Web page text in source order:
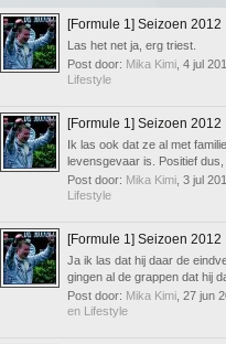
[Formule 1] Seizoen 2012
Las het net ja, erg triest.
Post door: Mika Kimi 4 jul
Lifestyle
[Formule 1] Seizoen 2012
Ik las ook dat ze al met
levensgevaar is. Positief
Post door: Mika Kimi 3 jul
Lifestyle
[Formule 1] Seizoen 2012
Ja ik las dat hij daar de
gingen al de grappen dat hij
Post door: Mika Kimi 27 jun
en Lifestyle